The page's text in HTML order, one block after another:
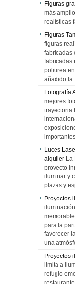
Figuras
más
realísticas
Figuras
figuras
fabricadas
fabricadas
poliurea
añadido la
Fotografía
mejores
trayectoria
Luces
alquiler La
proyecto
iluminar y
plazas y
Proyectos
para la
favorecer
una
Proyectos
limita a
refugio